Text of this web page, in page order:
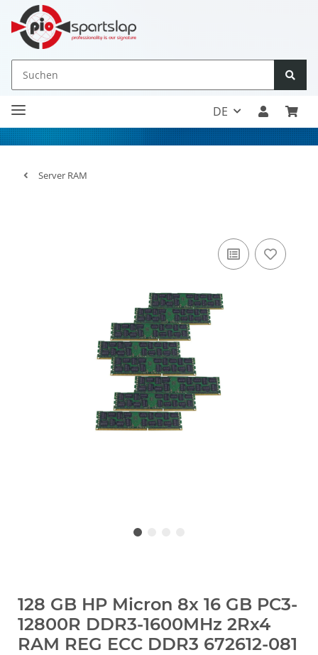
DE
Server RAM
128 GB HP Micron 8x 16 GB PC3-
12800R DDR3-1600MHz 2Rx4
RAM REG ECC DDR3 672612-081